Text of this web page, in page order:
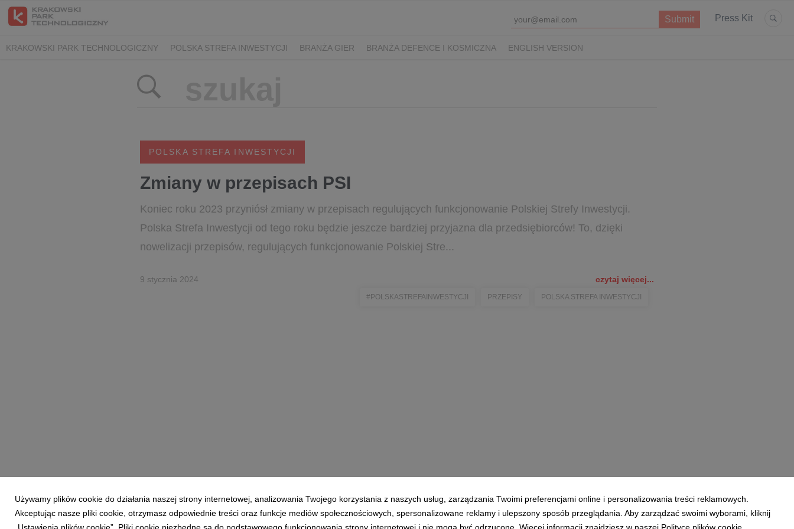
Press Kit
KRAKOWSKI PARK TECHNOLOGICZNY POLSKA STREFA INWESTYCJI BRANŻA GIER BRANŻA DEFENCE I KOSMICZNA ENGLISH VERSION
POLSKA STREFA INWESTYCJI
Zmiany w przepisach PSI
Koniec roku 2023 przyniósł zmiany w przepisach regulujących funkcjonowanie Polskiej Strefy Inwestycji.
Polska Strefa Inwestycji od tego roku będzie jeszcze bardziej przyjazna dla przedsiębiorców! To, dzięki
nowelizacji przepisów, regulujących funkcjonowanie Polskiej Stre...
9 stycznia 2024 czytaj więcej...
#POLSKASTREFAINWESTYCJI PRZEPISY POLSKA STREFA INWESTYCJI
Powered by
Używamy plików cookie do działania naszej strony internetowej, analizowania Twojego korzystania z naszych usług, zarządzania Twoimi preferencjami online i personalizowania treści reklamowych.
Akceptując nasze pliki cookie, otrzymasz odpowiednie treści oraz funkcje mediów społecznościowych, spersonalizowane reklamy i ulepszony sposób przeglądania. Aby zarządzać swoimi wyborami, kliknij